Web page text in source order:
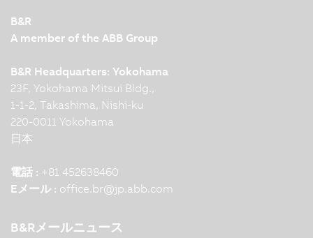
B&R
A member of the ABB Group
B&R Headquarters: Yokohama
23F, Yokohama Mitsui Bldg.,
1-1-2, Takashima, Nishi-ku
220-0011 Yokohama
日本
電話 : +81 452638460
Eメール : office.br@jp.abb.com
B&Rメールニュース